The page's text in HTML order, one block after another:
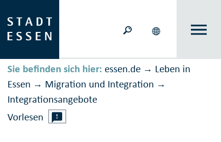
Sie befinden sich hier: essen.de → Leben in
Essen → Migration und Inte­gration →
Integrations­angebote
Vorlesen